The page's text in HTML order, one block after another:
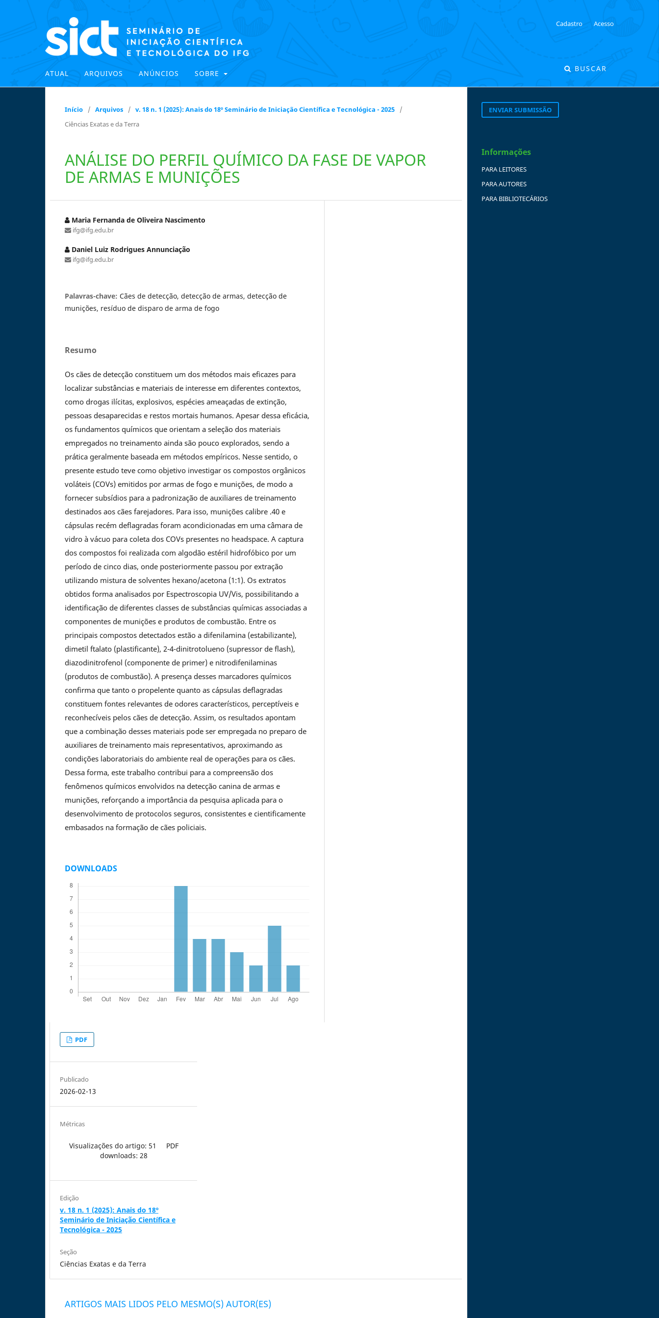
ATUAL ARQUIVOS ANÚNCIOS SOBRE
BUSCAR
Cadastro Acesso
Início / Arquivos / v. 18 n. 1 (2025): Anais do 18º Seminário de Iniciação Científica e Tecnológica - 2025
/
Ciências Exatas e da Terra
ANÁLISE DO PERFIL QUÍMICO DA FASE DE VAPOR
DE ARMAS E MUNIÇÕES
Maria Fernanda de Oliveira Nascimento
ifg@ifg.edu.br
Daniel Luiz Rodrigues Annunciação
ifg@ifg.edu.br
Palavras-chave: Cães de detecção, detecção de armas, detecção de
munições, resíduo de disparo de arma de fogo
Resumo
Os cães de detecção constituem um dos métodos mais eficazes para
localizar substâncias e materiais de interesse em diferentes contextos,
como drogas ilícitas, explosivos, espécies ameaçadas de extinção,
pessoas desaparecidas e restos mortais humanos. Apesar dessa eficácia,
os fundamentos químicos que orientam a seleção dos materiais
empregados no treinamento ainda são pouco explorados, sendo a
prática geralmente baseada em métodos empíricos. Nesse sentido, o
presente estudo teve como objetivo investigar os compostos orgânicos
voláteis (COVs) emitidos por armas de fogo e munições, de modo a
fornecer subsídios para a padronização de auxiliares de treinamento
destinados aos cães farejadores. Para isso, munições calibre .40 e
cápsulas recém deflagradas foram acondicionadas em uma câmara de
vidro à vácuo para coleta dos COVs presentes no headspace. A captura
dos compostos foi realizada com algodão estéril hidrofóbico por um
período de cinco dias, onde posteriormente passou por extração
utilizando mistura de solventes hexano/acetona (1:1). Os extratos
obtidos forma analisados por Espectroscopia UV/Vis, possibilitando a
identificação de diferentes classes de substâncias químicas associadas a
componentes de munições e produtos de combustão. Entre os
principais compostos detectados estão a difenilamina (estabilizante),
dimetil ftalato (plastificante), 2-4-dinitrotolueno (supressor de flash),
diazodinitrofenol (componente de primer) e nitrodifenilaminas
(produtos de combustão). A presença desses marcadores químicos
confirma que tanto o propelente quanto as cápsulas deflagradas
constituem fontes relevantes de odores característicos, perceptíveis e
reconhecíveis pelos cães de detecção. Assim, os resultados apontam
que a combinação desses materiais pode ser empregada no preparo de
auxiliares de treinamento mais representativos, aproximando as
condições laboratoriais do ambiente real de operações para os cães.
Dessa forma, este trabalho contribui para a compreensão dos
fenômenos químicos envolvidos na detecção canina de armas e
munições, reforçando a importância da pesquisa aplicada para o
desenvolvimento de protocolos seguros, consistentes e cientificamente
embasados na formação de cães policiais.
DOWNLOADS
PDF
Publicado
2026-02-13
Métricas
Visualizações do artigo: 51
PDF
downloads: 28
Edição
v. 18 n. 1 (2025): Anais do 18º
Seminário de Iniciação Científica e
Tecnológica - 2025
Seção
Ciências Exatas e da Terra
ARTIGOS MAIS LIDOS PELO MESMO(S) AUTOR(ES)
ENVIAR SUBMISSÃO
Informações
PARA LEITORES
PARA AUTORES
PARA BIBLIOTECÁRIOS